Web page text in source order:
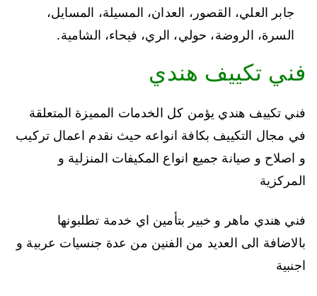
جابر العلي، القصور، العدان، المسيلة، المسايل،
السرة، الروضة، حولي، الري، فيحاء، الشامية.
فني تكييف هندي
فني تكييف هندي يؤمن كل الخدمات المميزة المتعلقة
في مجال التكييف بكافة انواعه حيث نقدم اعمال تركيب
و اصلاح و صيانة جميع انواع المكيفات المنزلية و
المركزية
فني هندي ماهر و خبير بتأمين اي خدمة تطلبونها
بالاضافة الى العديد من الفنين من عدة جنسيات عربية و
اجنبية